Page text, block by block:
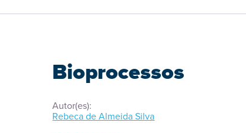
Bioprocessos
Autor(es):
Rebeca de Almeida Silva